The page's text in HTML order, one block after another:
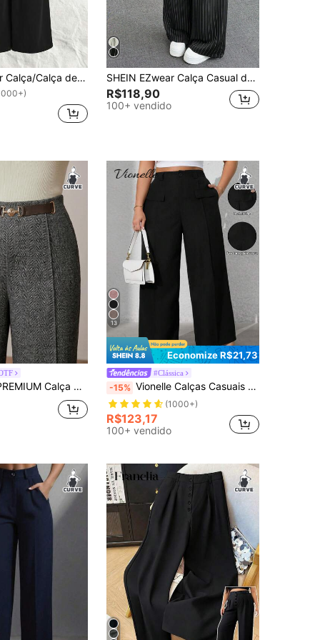
SHEIN EZwear Calça/Calça de Terno com Detalhe de Pregas Laterais Trançadas em Perna Larga para Outono/Inverno SHEIN EZwear Calça Casual de Perna Larga com Fecho de Botão e Cinto em Cor Sólida para Outono/Inverno, Plus Size
R$118,90
100+ vendido
Estampa Espinha de Peixe para Mulheres Plus Size, Outono/Inverno, para Ir ao Trabalho
13
Economize R$21,73
#Clássica
-15% Vionelle Calças Casuais com Botões na Frente e Bolsos Falsos para Mulheres Plus Size, Ideal para Formatura, Volta às Aulas, Professoras no Inverno, Outono
(1000+)
R$123,17
100+ vendido